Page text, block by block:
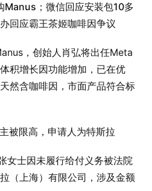
Manus；微信回应安装包10多
回应霸王茶姬咖啡因争议
，创始人肖弘将出任Meta
积增长因功能增加，已在优
然含咖啡因，市面产品符合标
被限高，申请人为特斯拉
女士因未履行给付义务被法院
（上海）有限公司，涉及金额